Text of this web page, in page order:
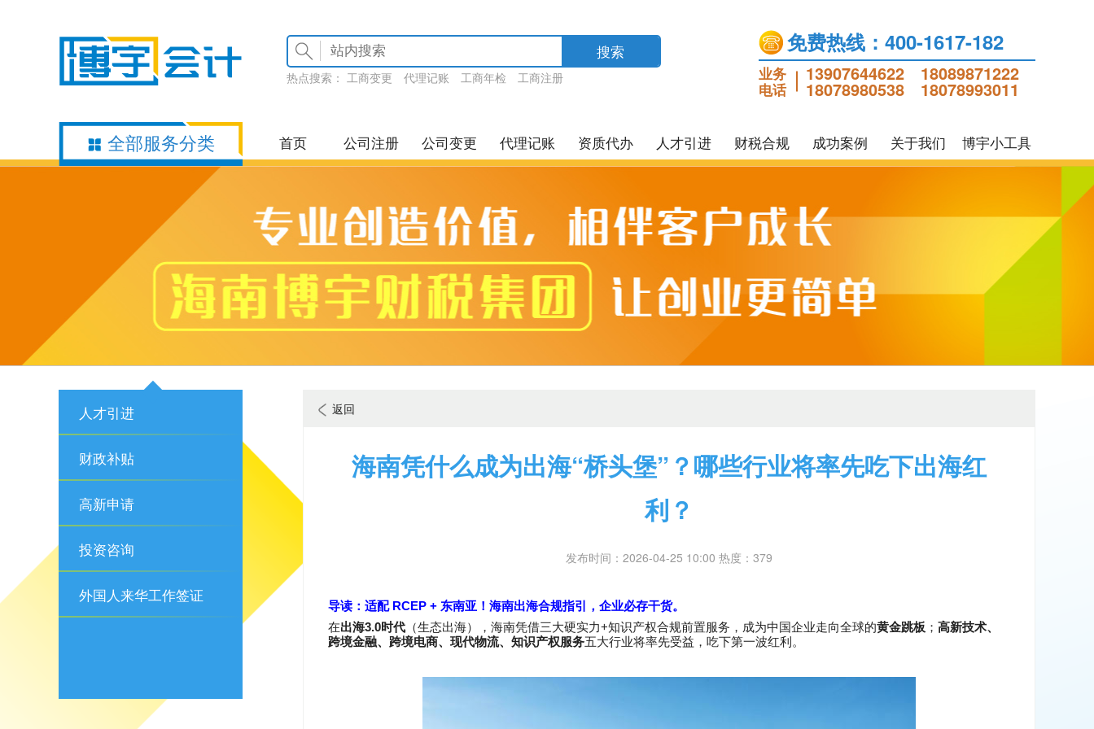
搜索
热点搜索： 工商变更 代理记账 工商年检 工商注册
免费热线：400-1617-182
业务
电话
13907644622 18089871222
18078980538 18078993011
全部服务分类 首页 公司注册 公司变更 代理记账 资质代办 人才引进 财税合规 成功案例 关于我们 博宇小工具
人才引进
财政补贴
高新申请
投资咨询
外国人来华工作签证
返回
海南凭什么成为出海“桥头堡”？哪些行业将率先吃下出海红
利？
发布时间：2026-04-25 10:00 热度：379
导读：适配 RCEP + 东南亚！海南出海合规指引，企业必存干货。
在出海3.0时代 （生态出海），海南凭借三大硬实力+知识产权合规前置服务，成为中国企业走向全球的黄金跳板 ； 高新技术、
跨境金融、跨境电商、现代物流、知识产权服务五大行业将率先受益，吃下第一波红利。